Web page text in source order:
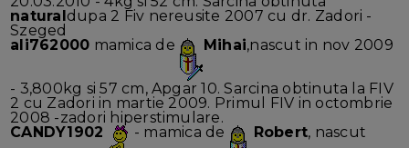
naturaldupa 2 Fiv nereusite 2007 cu dr. Zadori -
Szeged
ali762000 mamica de Mihai,nascut in nov 2009
- 3,800kg si 57 cm, Apgar 10. Sarcina obtinuta la FIV
2 cu Zadori in martie 2009. Primul FIV in octombrie
2008 -zadori hiperstimulare.
CANDY1902
- mamica de Robert, nascut